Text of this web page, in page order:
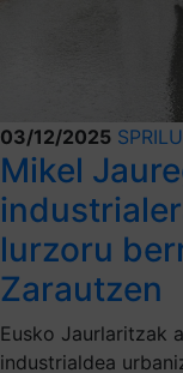
03/12/2025
Mikel
lurzoru
Zarautzen
Eusko Jaurlaritzak
industrialdea